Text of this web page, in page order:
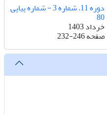
دوره 11، شماره 3 - شماره پیاپی
80
خرداد 1403
صفحه232-246